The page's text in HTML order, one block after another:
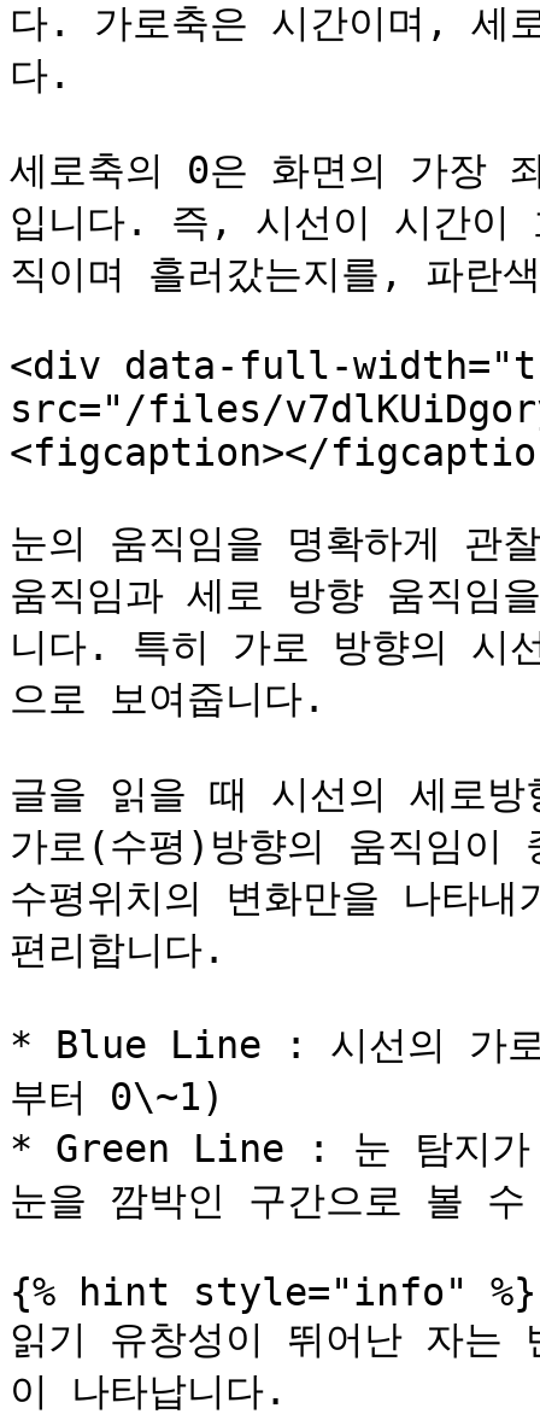
다. 가로축은 시간이며, 세
다.
세로축의 0은 화면의 가장
입니다. 즉, 시선이 시간이
직이며 흘러갔는지를, 파란
<div data-full-
src="/files/
<figcaption></
눈의 움직임을 명확하게 관
움직임과 세로 방향 움직임
니다. 특히 가로 방향의 시
으로 보여줍니다.
글을 읽을 때 시선의 세로
가로(수평)방향의 움직임이
수평위치의 변화만을 나타
편리합니다.
* Blue Line : 시선의 가로
부터 0\~1)
* Green Line : 눈 탐지가
눈을 깜박인 구간으로 볼
{% hint style="info" %}
읽기 유창성이 뛰어난 자는
이 나타납니다.